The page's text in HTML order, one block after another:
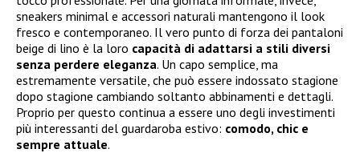
sneakers minimal e accessori naturali mantengono il look
fresco e contemporaneo. Il vero punto di forza dei pantaloni
beige di lino è la loro capacità di adattarsi a stili diversi
senza perdere eleganza. Un capo semplice, ma
estremamente versatile, che può essere indossato stagione
dopo stagione cambiando soltanto abbinamenti e dettagli.
Proprio per questo continua a essere uno degli investimenti
più interessanti del guardaroba estivo: comodo, chic e
sempre attuale.